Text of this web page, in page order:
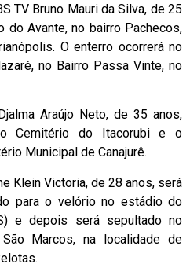
TV Bruno Mauri da Silva, de 25
do Avante, no bairro Pachecos,
O enterro ocorrerá no
no Bairro Passa Vinte, no
Araújo Neto, de 35 anos,
Cemitério do Itacorubi e o
Municipal de Canajurê.
Klein Victoria, de 28 anos, será
para o velório no estádio do
e depois será sepultado no
Marcos, na localidade de